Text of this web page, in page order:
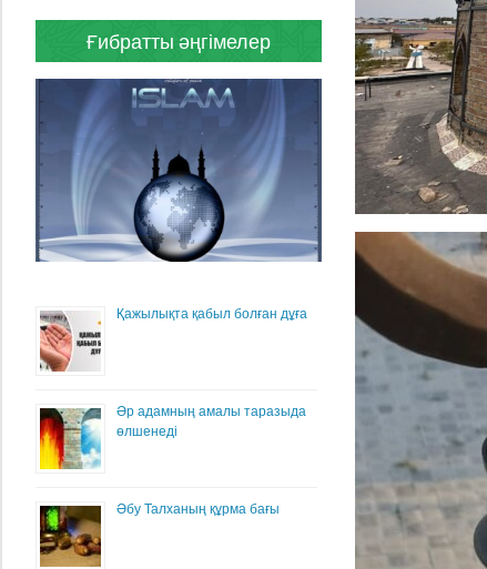
Ғибратты әңгімелер
Қажылықта қабыл болған дұға
Әр адамның амалы таразыда
өлшенеді
Әбу Талханың құрма бағы